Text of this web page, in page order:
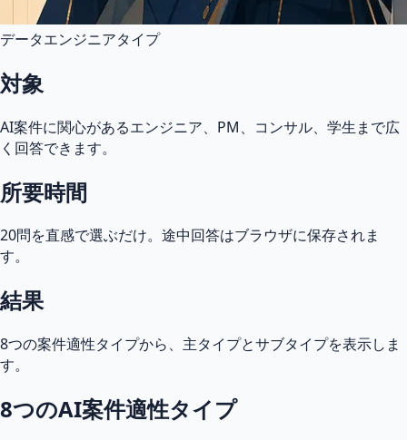
データエンジニアタイプ
対象
AI案件に関心があるエンジニア、PM、コンサル、学生まで広
く回答できます。
所要時間
20問を直感で選ぶだけ。途中回答はブラウザに保存されま
す。
結果
8つの案件適性タイプから、主タイプとサブタイプを表示しま
す。
8つのAI案件適性タイプ